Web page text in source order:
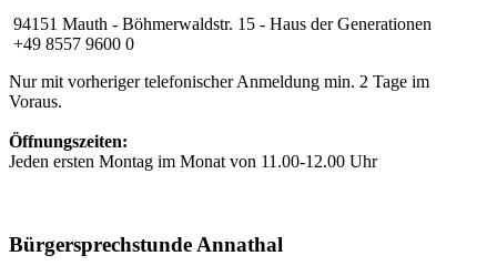
94151 Mauth - Böhmerwaldstr. 15 - Haus der Generationen
+49 8557 9600 0
Nur mit vorheriger telefonischer Anmeldung min. 2 Tage im
Voraus.
Öffnungszeiten:
Jeden ersten Montag im Monat von 11.00-12.00 Uhr
Bürgersprechstunde Annathal